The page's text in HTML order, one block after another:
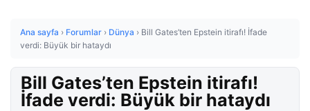
Ana sayfa › Forumlar › Dünya › Bill Gates’ten Epstein itirafı! İfade
verdi: Büyük bir hataydı
Bill Gates’ten Epstein itirafı!
İfade verdi: Büyük bir hataydı